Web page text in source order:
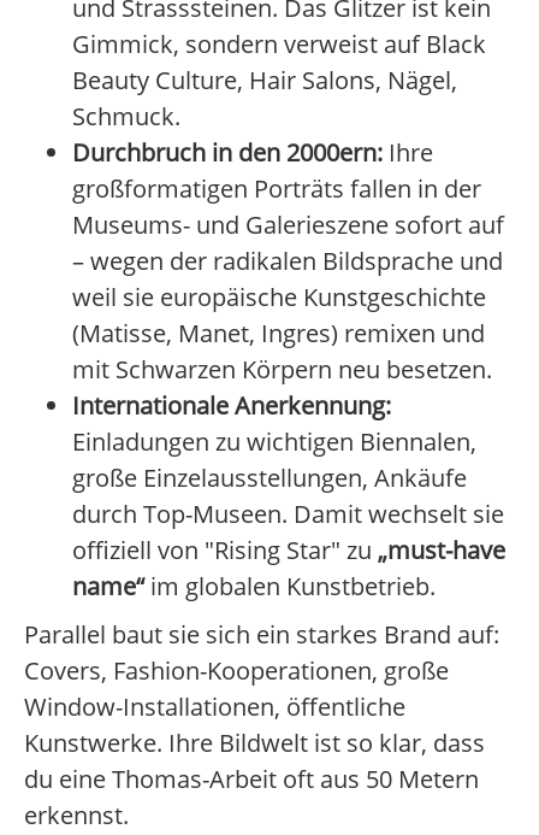
und Strasssteinen. Das Glitzer ist kein
Gimmick, sondern verweist auf Black
Beauty Culture, Hair Salons, Nägel,
Schmuck.
Durchbruch in den 2000ern: Ihre
großformatigen Porträts fallen in der
Museums- und Galerieszene sofort auf
– wegen der radikalen Bildsprache und
weil sie europäische Kunstgeschichte
(Matisse, Manet, Ingres) remixen und
mit Schwarzen Körpern neu besetzen.
Internationale Anerkennung:
Einladungen zu wichtigen Biennalen,
große Einzelausstellungen, Ankäufe
durch Top-Museen. Damit wechselt sie
offiziell von "Rising Star" zu „must-have
name“im globalen Kunstbetrieb.
Parallel baut sie sich ein starkes Brand auf:
Covers, Fashion-Kooperationen, große
Window-Installationen, öffentliche
Kunstwerke. Ihre Bildwelt ist so klar, dass
du eine Thomas-Arbeit oft aus 50 Metern
erkennst.